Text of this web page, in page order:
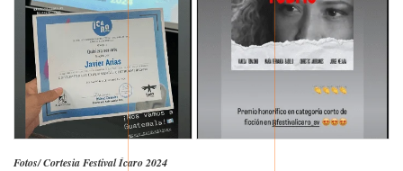
Fotos/ Cortesia Festival Ícaro 2024